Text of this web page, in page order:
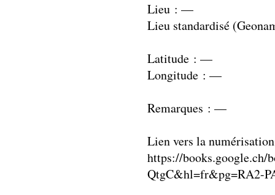
Lieu : —
Lieu standardisé
Latitude : —
Longitude : —
Remarques : —
Lien vers la
https://books.google.ch/
QtgC&hl=fr&pg=RA2-